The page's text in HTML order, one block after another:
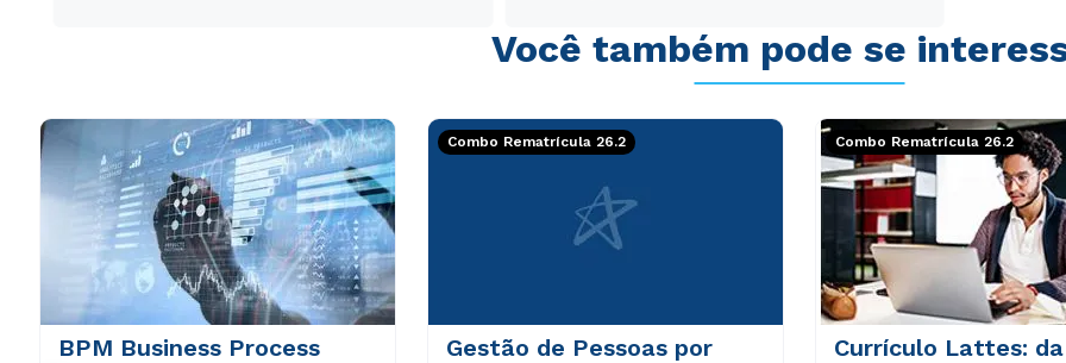
Você também pode se
BPM Business Process
Combo Rematrícula 26.2
Gestão de Pessoas por
Combo Rematrícula 26.2
Currículo Lattes: da
Estou de acordo com a Política de Privacidade.e
autorizo que meus dados sejam utilizados para o
envio de conteúdos da Cruzeiro do Sul.
Estou de acordo com a Política de Privacidade.e
autorizo que meus dados sejam utilizados para o
envio de conteúdos da Cruzeiro do Sul.